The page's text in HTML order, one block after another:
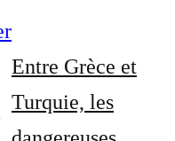
Entre Grèce et
Turquie, les